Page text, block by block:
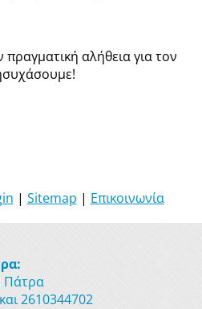
αλήθεια για τον
| Sitemap | Επικοινωνία
Πάτρα
2610344702